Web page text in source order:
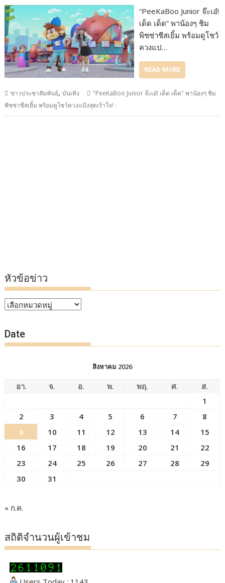
“PeeKaBoo Junior จ๊ะเอ๋!
เด็ด เด็ด” พาน้องๆ ชิม
พิซซ่าชีสเยิ้ม พร้อมดูโชว์
ควงแป…
READ MORE
ข่าวประชาสัมพันธ์,บันเทิง
"PeeKaBoo Junior จ๊ะเอ๋! เด็ด เด็ด" พาน้องๆ ชิม
พิซซ่าชีสเยิ้ม พร้อมดูโชว์ควงแป้งสุดเร้าใจ! :
หัวข้อข่าว
หัวข้อ
Date
สิงหาคม 2026
อา. จ. อ. พ. พฤ. ศ.
ส.
1
2
3 4 5 6 7
8
9
10 11 12 13 14
15
16
17 18 19 20 21
22
23
24 25 26 27 28
29
30
31
« ก.ค.
สถิติจำนวนผู้เข้าชม